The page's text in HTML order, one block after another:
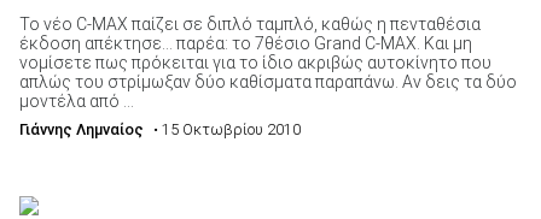
Το νέο C-MAX παίζει σε διπλό ταμπλό, καθώς η πενταθέσια
έκδοση απέκτησε… παρέα: το 7θέσιο Grand C-MAX. Και μη
νομίσετε πως πρόκειται για το ίδιο ακριβώς αυτοκίνητο που
απλώς του στρίμωξαν δύο καθίσματα παραπάνω. Αν δεις τα δύο
μοντέλα από ...
Γιάννης Λημναίος • 15 Οκτωβρίου 2010